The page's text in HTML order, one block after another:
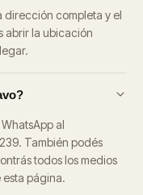
dirección completa y el
abrir la ubicación
al
También podés
todos los medios
página.